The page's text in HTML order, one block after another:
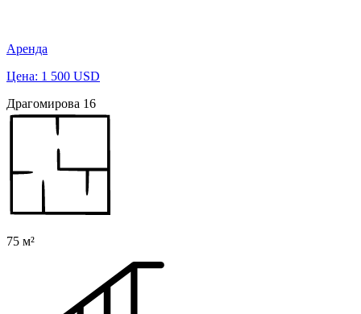
Аренда
Цена: 1 500 USD
Драгомирова 16
75 м²